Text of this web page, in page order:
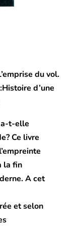
du vol.
Histoire d’une
a-t-elle
Ce livre
la fin
A cet
et selon